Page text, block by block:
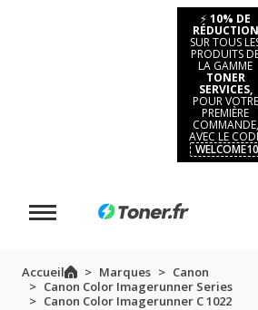
⚡ 10% DE
RÉDUCTION
SUR TOUS
PRODUITS
LA GAMME
TONER
SERVICES,
POUR VOTRE
PREMIÈRE
COMMANDE,
AVEC LE
WELCOME10
Accueil Marques
Canon
Canon Color Imagerunner Series
Canon Color Imagerunner C 1022